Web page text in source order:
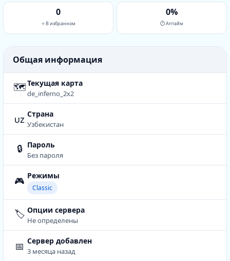
0
⭐ В избранном
0%
⏱ Аптайм
Общая информация
🗺Текущая карта
de_inferno_2x2
uz Страна
Узбекистан
🔒 Пароль
Без пароля
🎮 Режимы
Classic
🏷️ Опции сервера
Не определены
📅 Сервер добавлен
3 месяца назад